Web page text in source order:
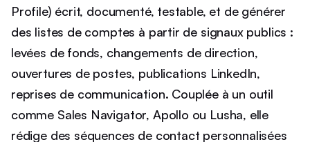
Profile) écrit, documenté, testable, et de générer
des listes de comptes à partir de signaux publics :
levées de fonds, changements de direction,
ouvertures de postes, publications LinkedIn,
reprises de communication. Couplée à un outil
comme Sales Navigator, Apollo ou Lusha, elle
rédige des séquences de contact personnalisées